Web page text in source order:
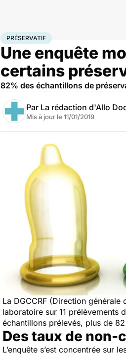
AccueilSantéPréservatif
PRÉSERVATIF
Une enquête
certains
82% des échantillons de
Par La rédaction d'Allo
Mis à jour le 11/01/2019
La DGCCRF (Direction
laboratoire sur 11 prélèvements
échantillons prélevés, plus de
Des taux de non-
L’enquête s’est concentrée sur